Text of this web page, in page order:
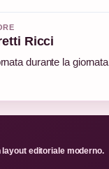
Ricci
durante la
editoriale moderno.